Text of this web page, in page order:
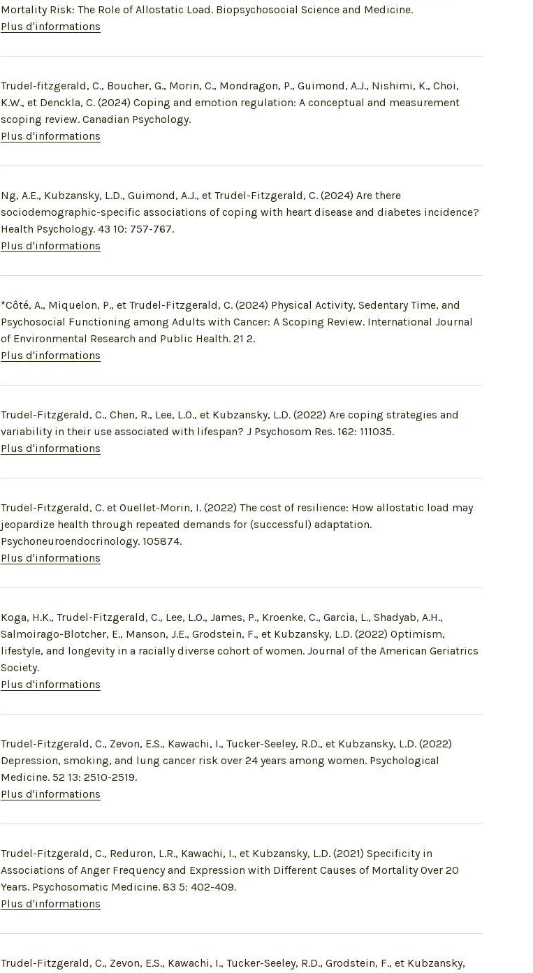
Mortality Risk: The Role of Allostatic Load. Biopsychosocial Science and Medicine.
Plus d'informations
Trudel-fitzgerald, C., Boucher, G., Morin, C., Mondragon, P., Guimond, A.J., Nishimi, K., Choi,
K.W., et Denckla, C. (2024) Coping and emotion regulation: A conceptual and measurement
scoping review. Canadian Psychology.
Plus d'informations
Ng, A.E., Kubzansky, L.D., Guimond, A.J., et Trudel-Fitzgerald, C. (2024) Are there
sociodemographic-specific associations of coping with heart disease and diabetes incidence?
Health Psychology. 43 10: 757-767.
Plus d'informations
*Côté, A., Miquelon, P., et Trudel-Fitzgerald, C. (2024) Physical Activity, Sedentary Time, and
Psychosocial Functioning among Adults with Cancer: A Scoping Review. International Journal
of Environmental Research and Public Health. 21 2.
Plus d'informations
Trudel-Fitzgerald, C., Chen, R., Lee, L.O., et Kubzansky, L.D. (2022) Are coping strategies and
variability in their use associated with lifespan? J Psychosom Res. 162: 111035.
Plus d'informations
Trudel-Fitzgerald, C. et Ouellet-Morin, I. (2022) The cost of resilience: How allostatic load may
jeopardize health through repeated demands for (successful) adaptation.
Psychoneuroendocrinology. 105874.
Plus d'informations
Koga, H.K., Trudel-Fitzgerald, C., Lee, L.O., James, P., Kroenke, C., Garcia, L., Shadyab, A.H.,
Salmoirago-Blotcher, E., Manson, J.E., Grodstein, F., et Kubzansky, L.D. (2022) Optimism,
lifestyle, and longevity in a racially diverse cohort of women. Journal of the American Geriatrics
Society.
Plus d'informations
Trudel-Fitzgerald, C., Zevon, E.S., Kawachi, I., Tucker-Seeley, R.D., et Kubzansky, L.D. (2022)
Depression, smoking, and lung cancer risk over 24 years among women. Psychological
Medicine. 52 13: 2510-2519.
Plus d'informations
Trudel-Fitzgerald, C., Reduron, L.R., Kawachi, I., et Kubzansky, L.D. (2021) Specificity in
Associations of Anger Frequency and Expression with Different Causes of Mortality Over 20
Years. Psychosomatic Medicine. 83 5: 402-409.
Plus d'informations
Trudel-Fitzgerald, C., Zevon, E.S., Kawachi, I., Tucker-Seeley, R.D., Grodstein, F., et Kubzansky,